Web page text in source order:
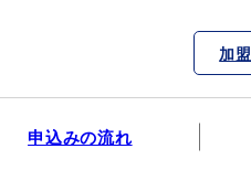
加
申込みの流れ